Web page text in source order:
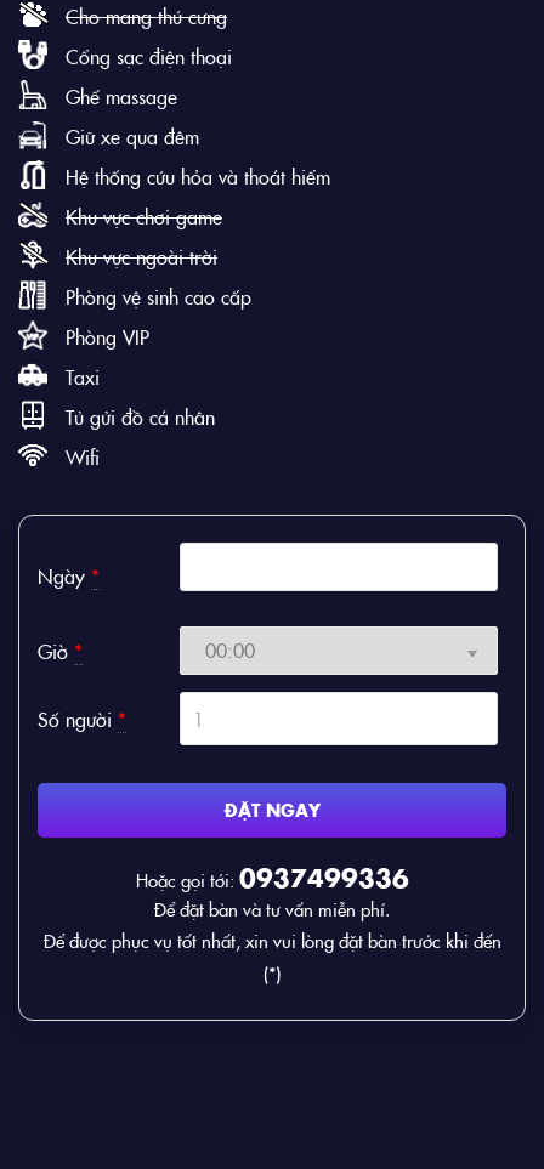
Cho mang thú cưng
Cổng sạc điện thoại
Ghế massage
Giữ xe qua đêm
Hệ thống cứu hỏa và thoát hiểm
Khu vực chơi game
Khu vực ngoài trời
Phòng vệ sinh cao cấp
Phòng VIP
Taxi
Tủ gửi đồ cá nhân
Wifi
Ngày *
Giờ *
Số người *
ĐẶT NGAY
Hoặc gọi tới: 0937499336
Để đặt bàn và tư vấn miễn phí.
Để được phục vụ tốt nhất, xin vui lòng đặt bàn trước khi đến
(*)